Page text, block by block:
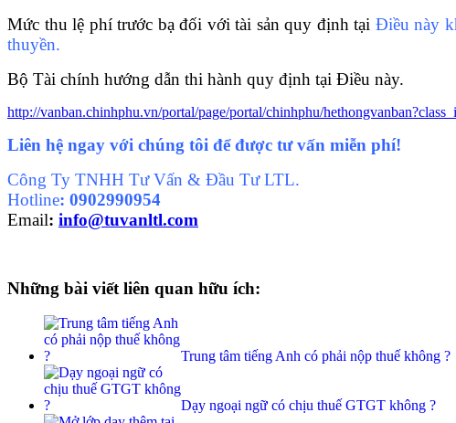
Mức thu lệ phí trước bạ đối với tài sản quy định tại Điều này
thuyền.
Bộ Tài chính hướng dẫn thi hành quy định tại Điều này.
http://vanban.chinhphu.vn/portal/page/portal/chinhphu/
Liên hệ ngay với chúng tôi để được tư vấn miễn phí!
Công Ty TNHH Tư Vấn & Đầu Tư LTL.
Hotline: 0902990954
Email: info@tuvanltl.com
Những bài viết liên quan hữu ích:
Trung tâm tiếng Anh có phải nộp thuế không ?
Dạy ngoại ngữ có chịu thuế GTGT không ?